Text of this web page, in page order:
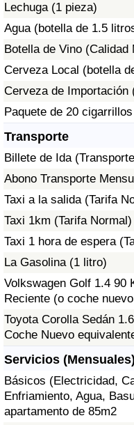
Lechuga (1 pieza)
Agua (botella de 1.5
Botella de Vino (Calidad
Cerveza Local (botella
Cerveza de Importación
Paquete de 20
Transporte
Billete de Ida
Abono Transporte
Taxi a la salida (Tarifa
Taxi 1km (Tarifa Normal)
Taxi 1 hora de espera
La Gasolina (1 litro)
Volkswagen Golf 1.4 90
Reciente (o coche
Toyota Corolla Sedán
Coche Nuevo
Servicios (Mensuales)
Básicos (Electricidad,
Enfriamiento, Agua,
apartamento de 85m2
Tráfico
Índice de Tráfico
Índice de Tráfico
Índice de Tráfico por